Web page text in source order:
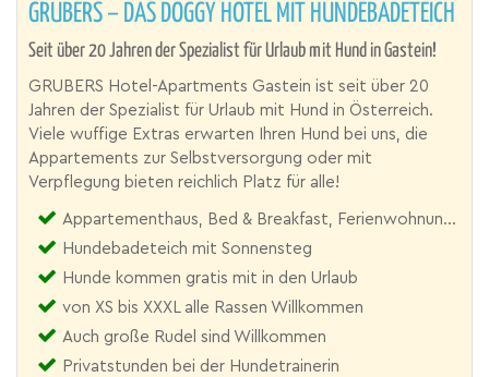
GRUBERS – DAS DOGGY HOTEL MIT HUNDEBADETEICH
Seit über 20 Jahren der Spezialist für Urlaub mit Hund in Gastein!
GRUBERS Hotel-Apartments Gastein ist seit über 20
Jahren der Spezialist für Urlaub mit Hund in Österreich.
Viele wuffige Extras erwarten Ihren Hund bei uns, die
Appartements zur Selbstversorgung oder mit
Verpflegung bieten reichlich Platz für alle!
Appartementhaus, Bed & Breakfast, Ferienwohnung, Hotel, Pension, Zimmer
Hundebadeteich mit Sonnensteg
Hunde kommen gratis mit in den Urlaub
von XS bis XXXL alle Rassen Willkommen
Auch große Rudel sind Willkommen
Privatstunden bei der Hundetrainerin